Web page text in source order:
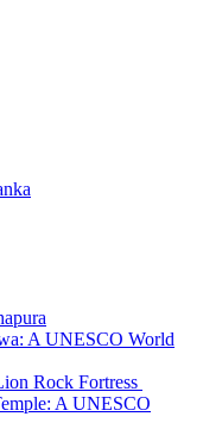
A UNESCO World
Rock Fortress
A UNESCO